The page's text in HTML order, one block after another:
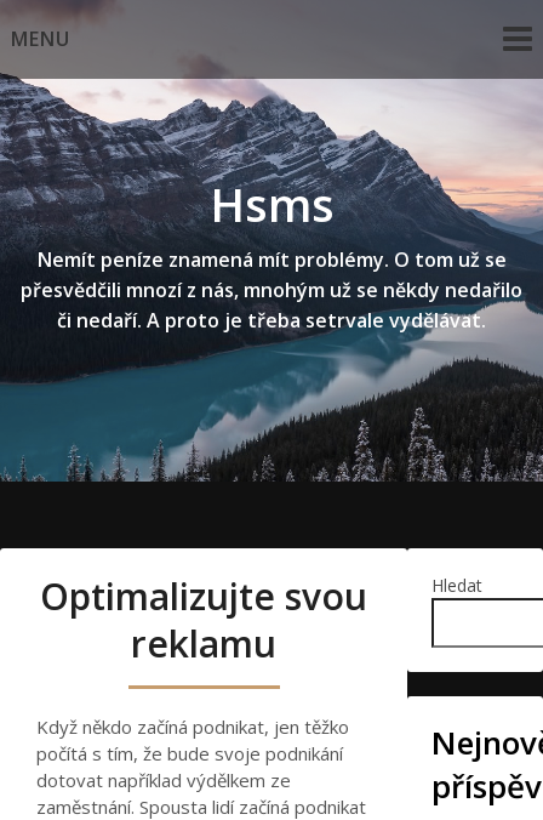
Skip
toMENU
Hsms
Nemít peníze znamená mít problémy. O tom už se
přesvědčili mnozí z nás, mnohým už se někdy nedařilo
či nedaří. A proto je třeba setrvale vydělávat.
Optimalizujte svou
reklamu
Když někdo začíná podnikat, jen těžko
počítá s tím, že bude svoje podnikání
dotovat například výdělkem ze
zaměstnání. Spousta lidí začíná podnikat
Hledat